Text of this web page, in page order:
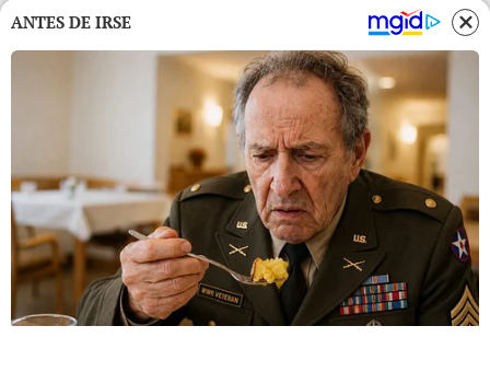
ANTES DE IRSE